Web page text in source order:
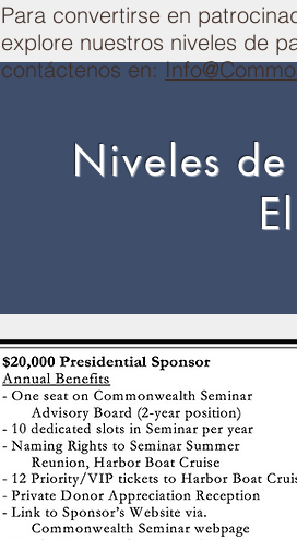
Niveles
Para convertirse en
explore nuestros niveles de
contáctenos en: